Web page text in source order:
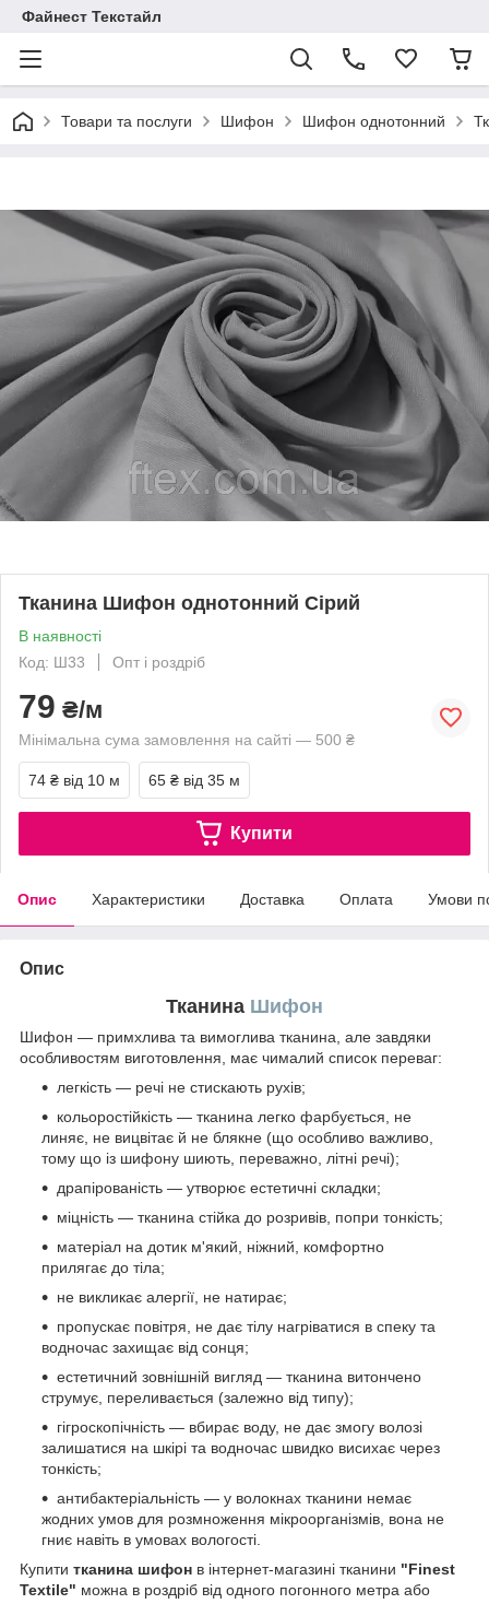
Файнест Текстайл
Товари та послуги Шифон Шифон однотонний
Тканина Шифон однотонний Сірий
В наявності
Код: Ш33
Опт і роздріб
79 ₴/м
Мінімальна сума замовлення на сайті — 500 ₴
74 ₴ від 10 м 65 ₴ від 35 м
Купити
Опис Характеристики Доставка Оплата Умови
Опис
Тканина Шифон
Шифон — примхлива та вимоглива тканина, але завдяки
особливостям виготовлення, має чималий список переваг:
легкість — речі не стискають рухів;
кольоростійкість — тканина легко фарбується, не
линяє, не вицвітає й не блякне (що особливо важливо,
тому що із шифону шиють, переважно, літні речі);
драпірованість — утворює естетичні складки;
міцність — тканина стійка до розривів, попри тонкість;
матеріал на дотик м'який, ніжний, комфортно
прилягає до тіла;
не викликає алергії, не натирає;
пропускає повітря, не дає тілу нагріватися в спеку та
водночас захищає від сонця;
естетичний зовнішній вигляд — тканина витончено
струмує, переливається (залежно від типу);
гігроскопічність — вбирає воду, не дає змогу волозі
залишатися на шкірі та водночас швидко висихає через
тонкість;
антибактеріальність — у волокнах тканини немає
жодних умов для розмноження мікроорганізмів, вона не
гниє навіть в умовах вологості.
Купити тканина шифон в інтернет-магазині тканини "Finest
Textile" можна в роздріб від одного погонного метра або